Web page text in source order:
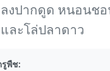
งปากดูด หนอนชอ
และโล่ปลาดาว
รูพืช: